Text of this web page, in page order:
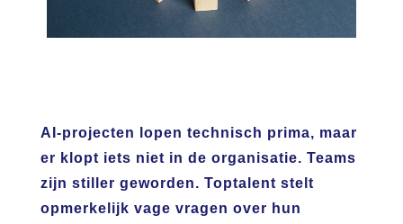
AI-projecten lopen technisch prima, maar
er klopt iets niet in de organisatie. Teams
zijn stiller geworden. Toptalent stelt
opmerkelijk vage vragen over hun